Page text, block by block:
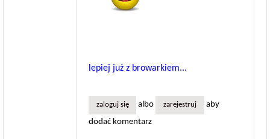
lepiej już z browarkiem...
zaloguj się albo zarejestruj
aby
dodać komentarz